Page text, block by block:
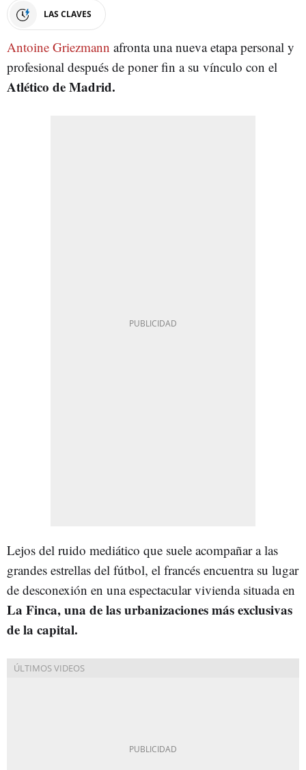
LAS CLAVES
Antoine Griezmann afronta una nueva etapa personal y
profesional después de poner fin a su vínculo con el
Atlético de Madrid.
Lejos del ruido mediático que suele acompañar a las
grandes estrellas del fútbol, el francés encuentra su lugar
de desconexión en una espectacular vivienda situada en
La Finca, una de las urbanizaciones más exclusivas
de la capital.